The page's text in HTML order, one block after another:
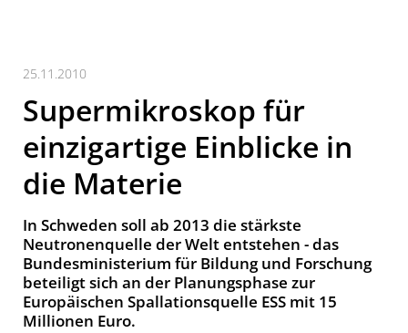
25.11.2010
Supermikroskop für
einzigartige Einblicke in
die Materie
In Schweden soll ab 2013 die stärkste
Neutronenquelle der Welt entstehen - das
Bundesministerium für Bildung und Forschung
beteiligt sich an der Planungsphase zur
Europäischen Spallationsquelle ESS mit 15
Millionen Euro.